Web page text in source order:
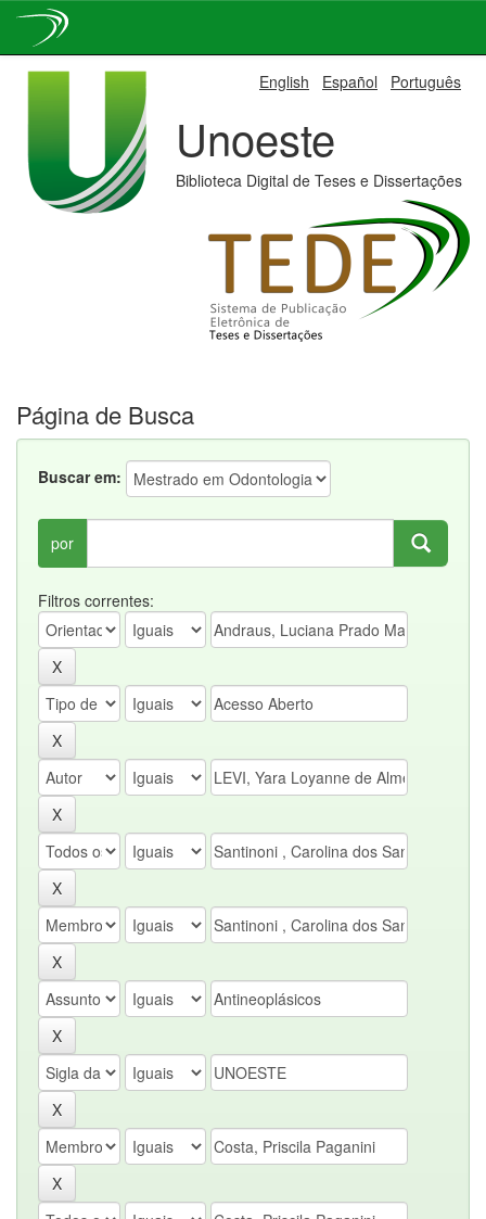
English Español Português
Unoeste
Biblioteca Digital de Teses e Dissertações
Página de Busca
Buscar em:
por
Filtros correntes: